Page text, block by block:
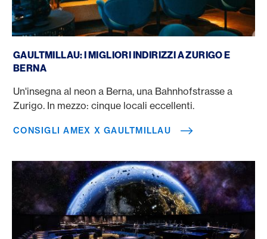
GAULTMILLAU: I MIGLIORI INDIRIZZI A ZURIGO E
BERNA
Un'insegna al neon a Berna, una Bahnhofstrasse a
Zurigo. In mezzo: cinque locali eccellenti.
CONSIGLI AMEX X GAULTMILLAU